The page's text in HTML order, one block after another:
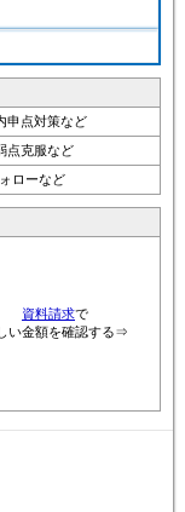
申点対策など
点克服など
ローなど
資料請求で
い金額を確認する⇒